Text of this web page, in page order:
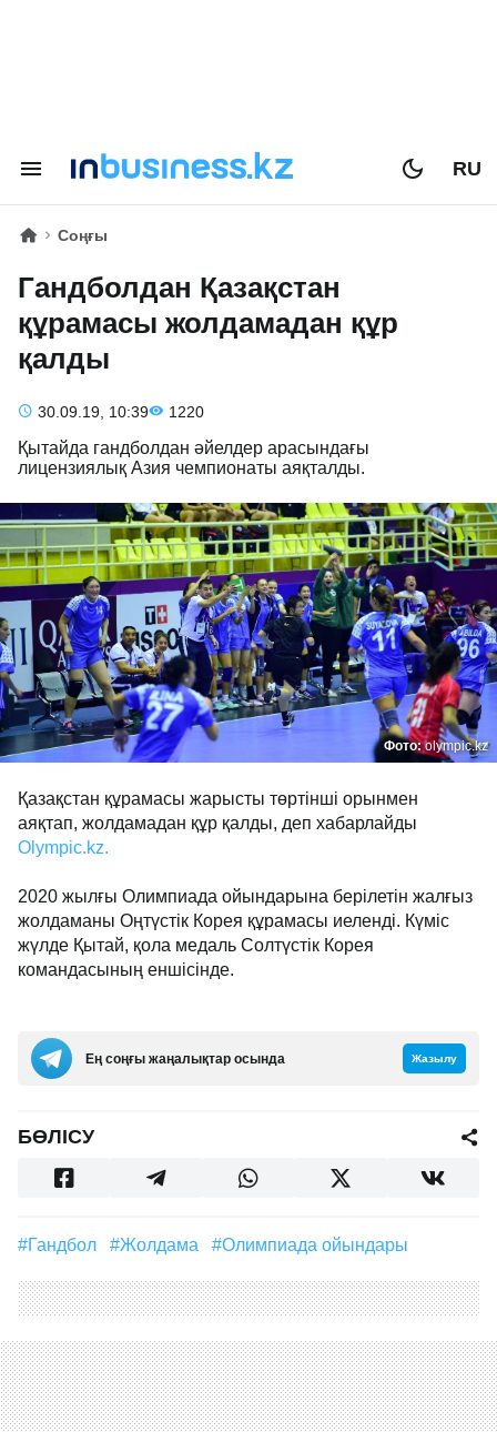
RU
Соңғы
Гандболдан Қазақстан
құрамасы жолдамадан құр
қалды
30.09.19, 10:39 1220
Қытайда гандболдан әйелдер арасындағы
лицензиялық Азия чемпионаты аяқталды.
Фото:olympic.kz
Қазақстан құрамасы жарысты төртінші орынмен
аяқтап, жолдамадан құр қалды, деп хабарлайды
Olympic.kz.
2020 жылғы Олимпиада ойындарына берілетін жалғыз
жолдаманы Оңтүстік Корея құрамасы иеленді. Күміс
жүлде Қытай, қола медаль Солтүстік Корея
командасының еншісінде.
Ең соңғы жаңалықтар осында Жазылу
БӨЛІСУ
#Гандбол #жолдама #Олимпиада ойындары